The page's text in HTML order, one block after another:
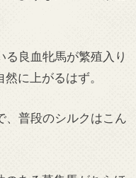
る良血牝馬が繁殖入り
に上がるはず。
、普段のシルクはこん